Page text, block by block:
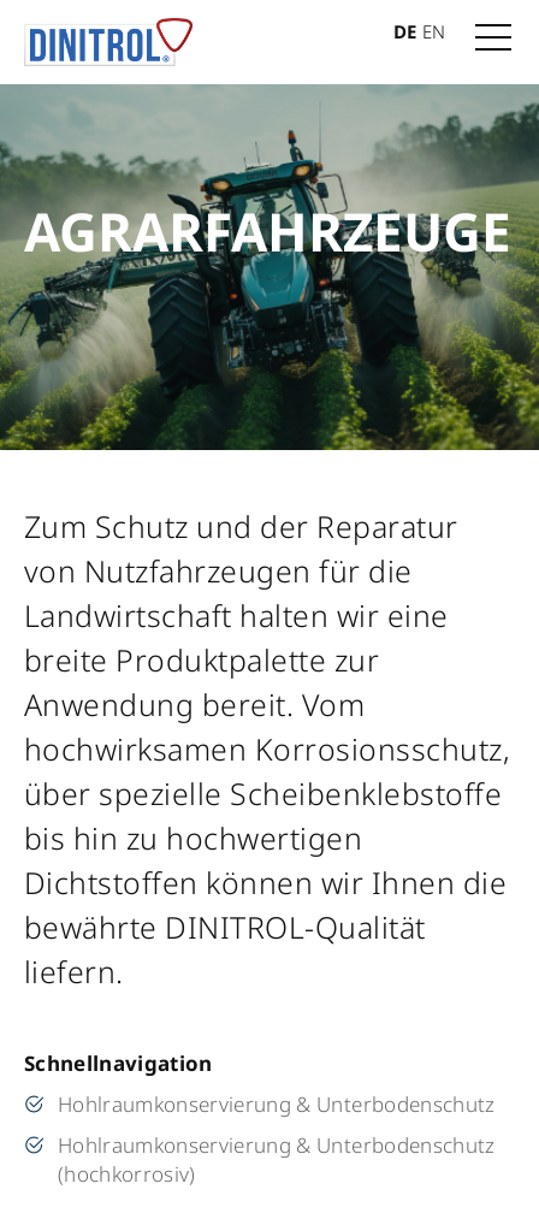
DE EN
AGRARFAHRZEUGE
Zum Schutz und der Reparatur
von Nutzfahrzeugen für die
Landwirtschaft halten wir eine
breite Produktpalette zur
Anwendung bereit. Vom
hochwirksamen Korrosionsschutz,
über spezielle Scheibenklebstoffe
bis hin zu hochwertigen
Dichtstoffen können wir Ihnen die
bewährte DINITROL-Qualität
liefern.
Schnellnavigation
Hohlraumkonservierung & Unterbodenschutz
Hohlraumkonservierung & Unterbodenschutz
(hochkorrosiv)